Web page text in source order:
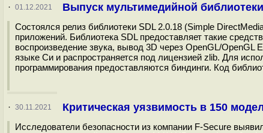
· 01.12.2021 Выпуск мультимедийной
Состоялся релиз библиотеки SDL 2.0.18 (Simple
приложений. Библиотека SDL предоставляет такие
воспроизведение звука, вывод 3D через OpenGL/
языке Си и распространяется под лицензией zlib. Для
программирования предоставляются биндинги. Код
· 30.11.2021 Критическая уязвимость в 150
Исследователи безопасности из компании F-Secure